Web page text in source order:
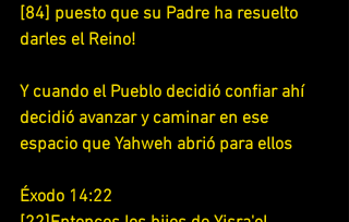
[84] puesto que su Padre ha resuelto
darles el Reino!
Y cuando el Pueblo decidió confiar ahí
decidió avanzar y caminar en ese
espacio que Yahweh abrió para ellos
Éxodo 14:22